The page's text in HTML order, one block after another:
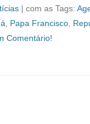
| com as Tags:
Papa Francisco
Comentário!